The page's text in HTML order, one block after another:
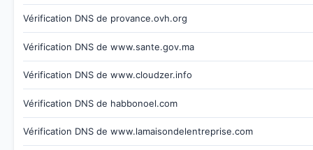
Vérification DNS de provance.ovh.org
Vérification DNS de www.sante.gov.ma
Vérification DNS de www.cloudzer.info
Vérification DNS de habbonoel.com
Vérification DNS de www.lamaisondelentreprise.com